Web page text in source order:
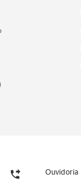
Ouvidoria